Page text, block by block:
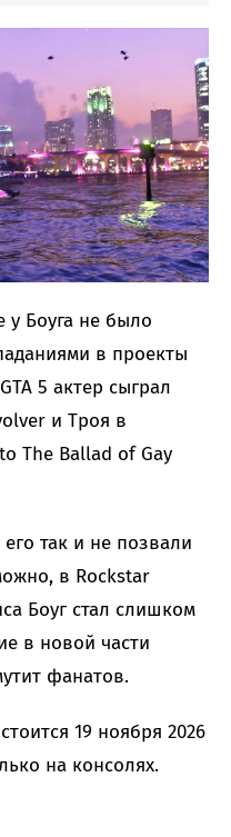
у Боуга не было
в проекты
5 актер сыграл
и Троя в
The Ballad of Gay
так и не позвали
в Rockstar
Боуг стал слишком
в новой части
фанатов.
19 ноября 2026
на консолях.